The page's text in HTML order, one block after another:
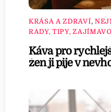
KRÁSA A ZDRAVÍ,
RADY, TIPY,
Káva pro
žen ji pije v